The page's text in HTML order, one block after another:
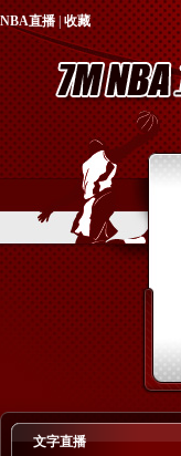
NBA直播|收藏
文字直播